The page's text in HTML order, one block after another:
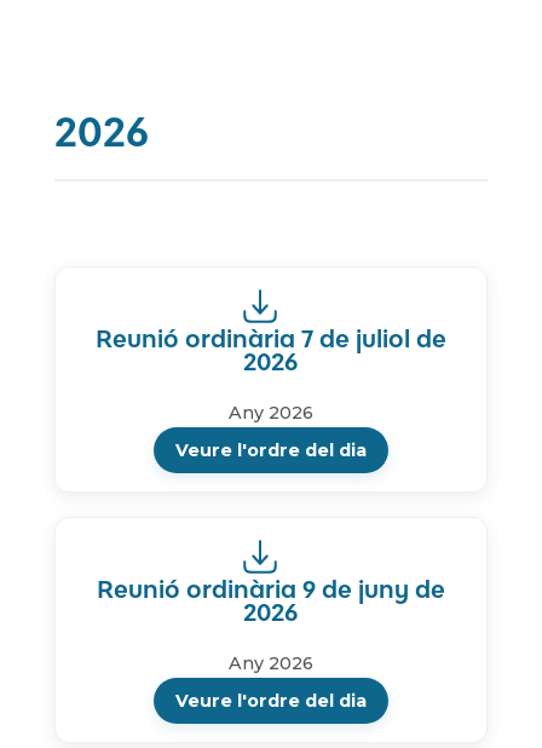
2026
Reunió ordinària 7 de juliol de
2026
Any 2026
Veure l'ordre del dia
Reunió ordinària 9 de juny de
2026
Any 2026
Veure l'ordre del dia